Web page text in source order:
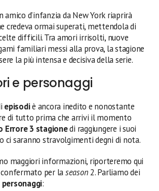
amico d’infanzia da New York riaprirà
credeva ormai superati, mettendola di
difficili. Tra amori irrisolti, nuove
familiari messi alla prova, la stagione
la più intensa e decisiva della serie.
e personaggi
episodiè ancora inedito e nonostante
di tutto prima che arrivi il momento
Errore 3 stagionedi raggiungere i suoi
ci saranno stravolgimenti degni di nota.
maggiori informazioni, riporteremo qui
per laseason2. Parliamo dei
personaggi: